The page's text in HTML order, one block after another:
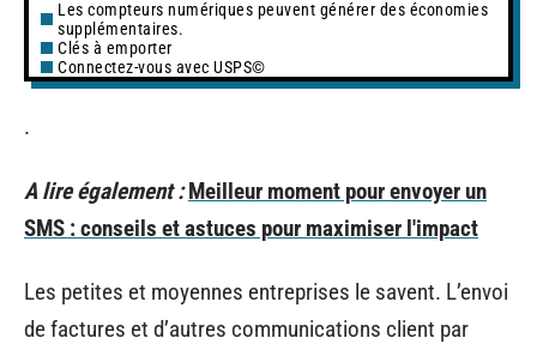
Les compteurs numériques peuvent générer des économies
supplémentaires.
Clés à emporter
Connectez-vous avec USPS©
.
A lire également : Meilleur moment pour envoyer un
SMS : conseils et astuces pour maximiser l'impact
Les petites et moyennes entreprises le savent. L’envoi
de factures et d’autres communications client par